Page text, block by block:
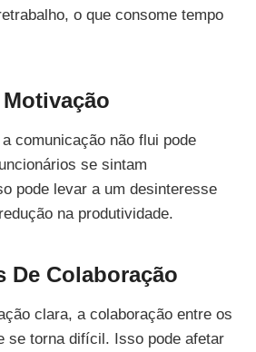
o que consome tempo
comunicação não flui pode
se sintam
pode levar a um desinteresse
na produtividade.
De Colaboração
clara, a colaboração entre os
se torna difícil. Isso pode afetar